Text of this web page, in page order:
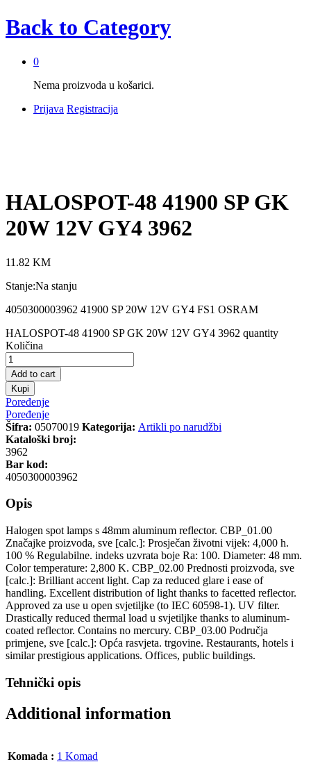
Back to Category
0
Nema proizvoda u košarici.
Prijava Registracija
HALOSPOT-48 41900 SP GK
20W 12V GY4 3962
11.82 KM
Stanje:Na stanju
4050300003962 41900 SP 20W 12V GY4 FS1 OSRAM
HALOSPOT-48 41900 SP GK 20W 12V GY4 3962 quantity
Količina
Add to cart
Kupi
Poređenje
Poređenje
Šifra: 05070019 Kategorija: Artikli po narudžbi
Kataloški broj:
3962
Bar kod:
4050300003962
Opis
Halogen spot lamps s 48mm aluminum reflector. CBP_01.00
Značajke proizvoda, sve [calc.]: Prosječan životni vijek: 4,000 h.
100 % Regulabilne. indeks uzvrata boje Ra: 100. Diameter: 48 mm.
Color temperature: 2,800 K. CBP_02.00 Prednosti proizvoda, sve
[calc.]: Brilliant accent light. Cap za reduced glare i ease of
handling. Excellent distribution of light thanks to facetted reflector.
Approved za use u open svjetiljke (to IEC 60598-1). UV filter.
Drastically reduced thermal load u svjetiljke thanks to aluminum-
coated reflector. Contains no mercury. CBP_03.00 Područja
primjene, sve [calc.]: Opća rasvjeta. trgovine. Restaurants, hotels i
similar prestigious applications. Offices, public buildings.
Tehnički opis
Additional information
Komada : 1 Komad